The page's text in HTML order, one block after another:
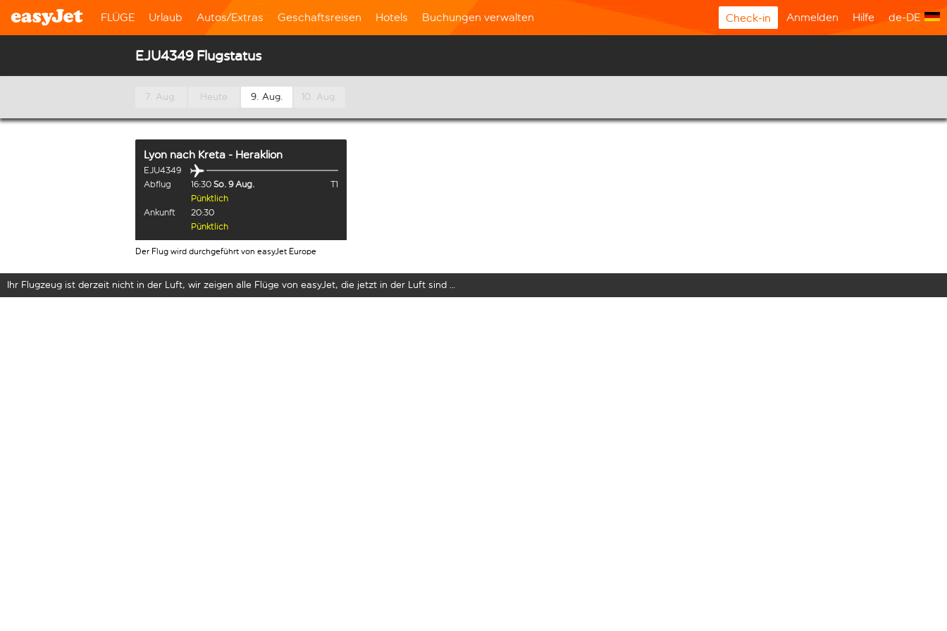
FLÜGE Urlaub Autos/Extras Geschaftsreisen Hotels Buchungen verwalten Check-in Anmelden Hilfe de-DE
EJU4349 Flugstatus
7. Aug. Heute 9. Aug. 10. Aug.
Lyon nach Kreta - Heraklion
EJU4349
Abflug
16:30 So. 9 Aug.
T1
Pünktlich
Ankunft
20:30
Pünktlich
Der Flug wird durchgeführt von easyJet Europe
Ihr Flugzeug ist derzeit nicht in der Luft, wir zeigen alle Flüge von easyJet, die jetzt in der Luft sind …